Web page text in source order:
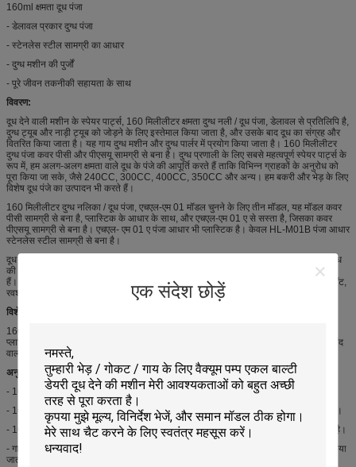
एक संदेश छोड़ें
160ml क्षमता दूध पंजा
- डेलावल प्रकार दुग्ध पंजा
- स्टेनलेस स्टील सामग्री का आधार
- दुग्ध मशीन की पुर्जों
- पूरे जीवन तकनीकी सहायता के साथ
विवरण:
दूध देने वाली मशीन के स्पेयर पार्ट्स, 160 मिलीलीटर क्षमता दुग्ध नली / दूध पंजा, डेलावल से प्रतिलिपि है,
दुग्ध ट्यूब और नाड़ी ट्यूब को जोड़ने के लिए इस्तेमाल किया जाता है, और उसके बाद दूध का संग्रह और
वितरित किया जाता है। यह गाय दुग्ध मशीन और दुग्ध पार्लर में प्रयोग किया जाता है। 160 मिलीलीटर
दुग्ध पंजा कवर पीसी और पीएसयू सामग्री से बना है। दुग्ध प्रणाली के लिए सबसे महत्वपूर्ण स्पेयर पार्ट्स के
रूप में, हम अलग-अलग क्षमता वाले दूध के पंजे की आपूर्ति करते हैं ताकि विभिन्न ग्राहकों के अनुरोध को
पूरा किया जा सके, जैसे 240CC, 300CC, 400CC, 350CC और अन्य। हम बकरी और भेड़ के लिए
विशेष दूध पंजे का उत्पादन भी करते हैं।
160 मिलीलीटर दुग्ध नलिका / दूध पंजा, एचएल-एम 01 मॉडल चुनने के लिए तीन मॉडल, यह मॉडल कवर
पीसी सामग्री से बना है, प्लास्टिक के आधार के साथ, और एचएल-एम 01 ए से सस्ता है, जिसका कवर
पीएसयू सामग्री से बना है। एचएल- एम 01 ए पंजा आधार भी प्लास्टिक है। केवल HL-M01B पंजा आधार
स्टेनलेस स्टील सामग्री से बना है।
दूध देने की मशीन दुग्ध इकाई और वैक्यूम पंप प्रणाली द्वारा गठित की जाती है। दूध देने वाली इकाई में दूध
की बाल्टी, दुग्ध ट्यूब, पल्स ट्यूब, दूध का नहा, दूध पल्सेटर, दूध लाइनर, दूध के खोल और आदि शामिल
हैं। दुग्ध मशीन के लिए, दुग्ध नली का हिस्सा बहुत महत्वपूर्ण है। वैक्यूम पंप प्रणाली में वैक्यूम पंप, तेल पॉट,
रवशामक, वैक्यूम मीटर, वैक्यूम नियामक, सुरक्षा उपकरण और आदि होते हैं।
विशेषताएं:
160 मिलीलीटर क्षमता दुग्ध नली / दूध का नहा, चुनने के लिए 3 मॉडल, स्टेनलेस स्टील का आधार और
प्लास्टिक का आधार है। इस पंजा में पूरे जीवन में एक वर्ष की वारंटी और तकनीकी सहायता है। स्वत: बंद
वाल्व के साथ, इसका कवर पीएसयू और पीसी सामग्री से बना है।
अनुप्रयोगों:
- 160 मिलीलीटर दुग्ध पंजा / दूध पंजा का प्रयोग बड़े बोर लाइनर्स से करने के लिए किया जाता है।
- 160 मिलीलीटर दुग्ध नलिका / दूध पंजा का इस्तेमाल दूध ट्यूब और नाड़ी ट्यूब के लिए किया जाता है।
- 160 मिलीलीटर दुग्ध पंजा / दूध पंजा का उपयोग स्वत: दुग्ध मशीन के साथ करने के लिए किया जाता है।
- गाय दुग्ध पार्लर प्रणाली के साथ जुड़ने के लिए 160 मिलीलीटर दुग्ध नलिका / दूध पंजा का उपयोग किया
जाता है।